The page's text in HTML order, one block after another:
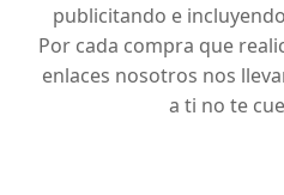
publicitando e
Por cada compra que
enlaces nosotros nos
a ti no te